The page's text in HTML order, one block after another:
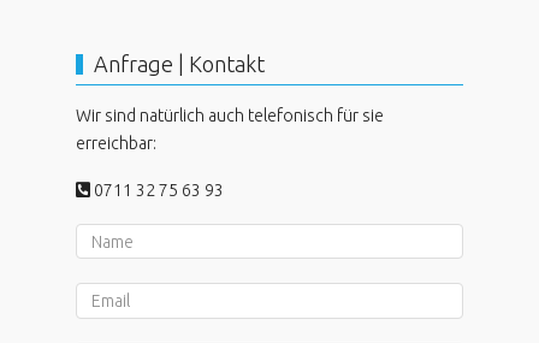
Anfrage | Kontakt
Wir sind natürlich auch telefonisch für sie
erreichbar:
0711 32 75 63 93